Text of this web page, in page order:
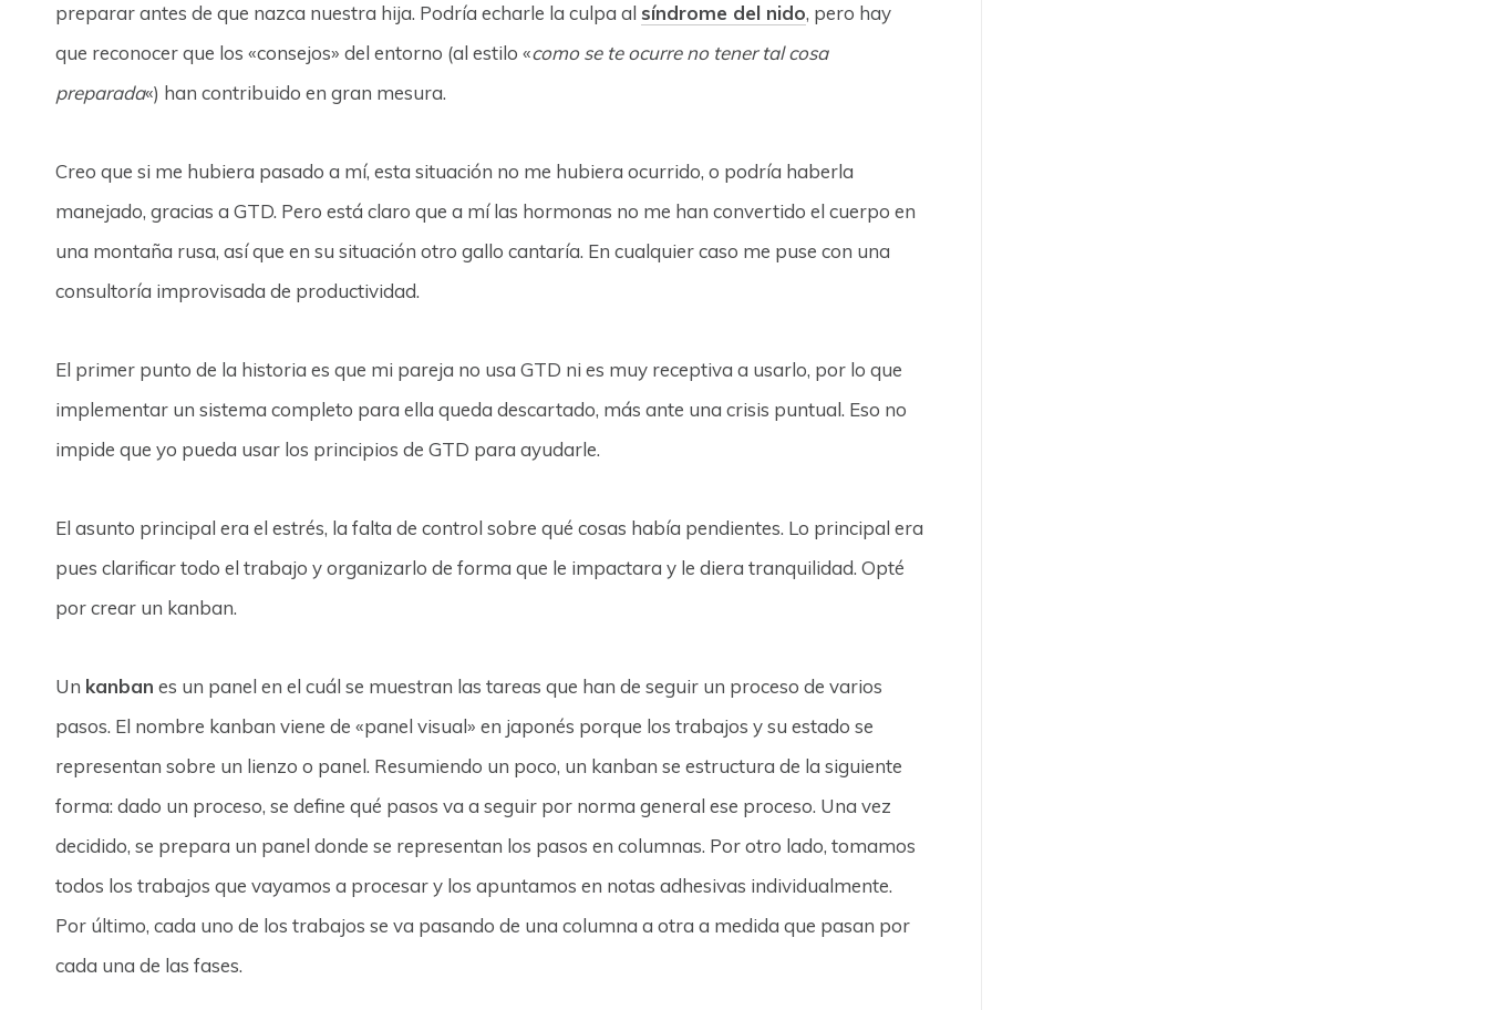
preparar antes de que nazca nuestra hija. Podría echarle la culpa alsíndrome del nido, pero hay
que reconocer que los «consejos» del entorno (al estilo «como se te ocurre no tener tal cosa
preparada«) han contribuido en gran mesura.
Creo que si me hubiera pasado a mí, esta situación no me hubiera ocurrido, o podría haberla
manejado, gracias a GTD. Pero está claro que a mí las hormonas no me han convertido el cuerpo en
una montaña rusa, así que en su situación otro gallo cantaría. En cualquier caso me puse con una
consultoría improvisada de productividad.
El primer punto de la historia es que mi pareja no usa GTD ni es muy receptiva a usarlo, por lo que
implementar un sistema completo para ella queda descartado, más ante una crisis puntual. Eso no
impide que yo pueda usar los principios de GTD para ayudarle.
El asunto principal era el estrés, la falta de control sobre qué cosas había pendientes. Lo principal era
pues clarificar todo el trabajo y organizarlo de forma que le impactara y le diera tranquilidad. Opté
por crear un kanban.
Un kanban es un panel en el cuál se muestran las tareas que han de seguir un proceso de varios
pasos. El nombre kanban viene de «panel visual» en japonés porque los trabajos y su estado se
representan sobre un lienzo o panel. Resumiendo un poco, un kanban se estructura de la siguiente
forma: dado un proceso, se define qué pasos va a seguir por norma general ese proceso. Una vez
decidido, se prepara un panel donde se representan los pasos en columnas. Por otro lado, tomamos
todos los trabajos que vayamos a procesar y los apuntamos en notas adhesivas individualmente.
Por último, cada uno de los trabajos se va pasando de una columna a otra a medida que pasan por
cada una de las fases.